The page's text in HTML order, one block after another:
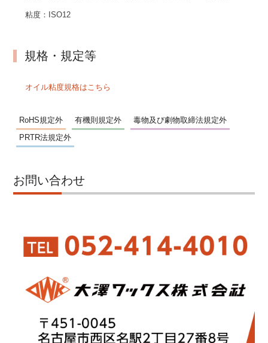
粘度： ISO12
規格・規定等
オイル粘度規格はこちら
RoHS規定外 有機則規定外
毒物及び劇物取締法規定外
PRTR法規定外
お問い合わせ